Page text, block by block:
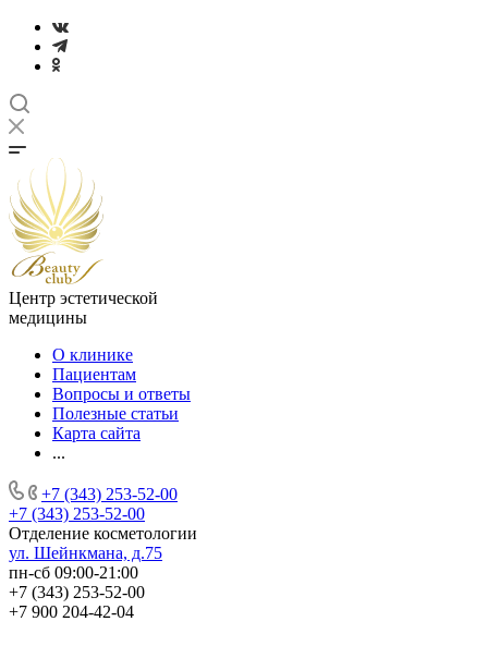
Центр эстетической
медицины
О клинике
Пациентам
Вопросы и ответы
Полезные статьи
Карта сайта
...
+7 (343) 253-52-00
+7 (343) 253-52-00
Отделение косметологии
ул. Шейнкмана, д.75
пн-сб 09:00-21:00
+7 (343) 253-52-00
+7 900 204-42-04